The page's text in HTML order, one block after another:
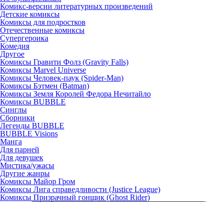
Комикс-версии литературных произведений
Детские комиксы
Комиксы для подростков
Отечественные комиксы
Супергероика
Комедия
Другое
Комиксы Гравити Фолз (Gravity Falls)
Комиксы Marvel Universe
Комиксы Человек-паук (Spider-Man)
Комиксы Бэтмен (Batman)
Комиксы Земля Королей Федора Нечитайло
Комиксы BUBBLE
Синглы
Сборники
Легенды BUBBLE
BUBBLE Visions
Манга
Для парней
Для девушек
Мистика/ужасы
Другие жанры
Комиксы Майор Гром
Комиксы Лига справедливости (Justice League)
Комиксы Призрачный гонщик (Ghost Rider)